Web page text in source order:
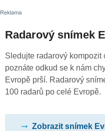
Radarový snímek
Sledujte radarový kompozit
poznáte odkud se k nám
Evropě prší. Radarový
100 radarů po celé Evropě.
Zobrazit snímek